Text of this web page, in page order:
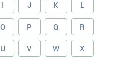
I J K L
O P Q R
U V W X